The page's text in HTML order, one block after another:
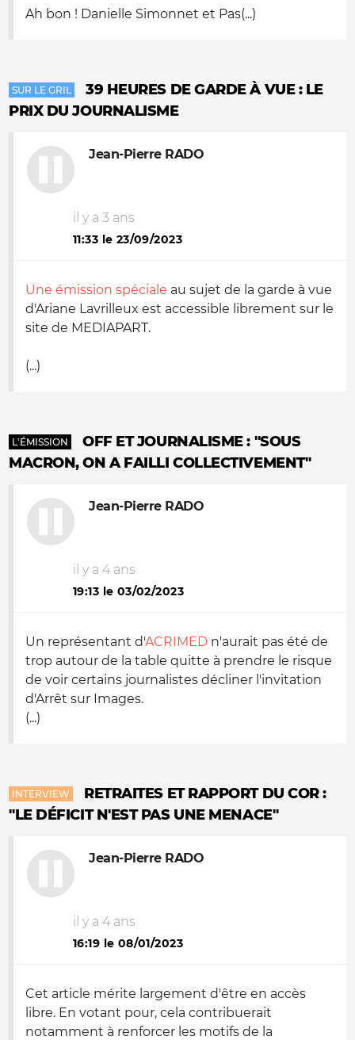
Ah bon ! Danielle Simonnet et Pas(...)
SUR LE GRIL
39 HEURES DE GARDE À VUE : LE
PRIX DU JOURNALISME
Jean-Pierre RADO
il y a 3 ans
11:33 le 23/09/2023
Une émission spéciale au sujet de la garde à vue
d'Ariane Lavrilleux est accessible librement sur le
site de MEDIAPART.
(...)
L'ÉMISSION
OFF ET JOURNALISME : "SOUS
MACRON, ON A FAILLI COLLECTIVEMENT"
Jean-Pierre RADO
il y a 4 ans
19:13 le 03/02/2023
Un représentant d'ACRIMED n'aurait pas été de
trop autour de la table quitte à prendre le risque
de voir certains journalistes décliner l'invitation
d'Arrêt sur Images.
(...)
INTERVIEW
RETRAITES ET RAPPORT DU COR :
"LE DÉFICIT N'EST PAS UNE MENACE"
Jean-Pierre RADO
il y a 4 ans
16:19 le 08/01/2023
Cet article mérite largement d'être en accès
libre. En votant pour, cela contribuerait
notamment à renforcer les motifs de la